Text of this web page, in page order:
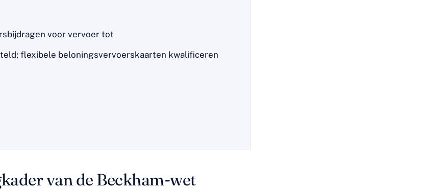
voor vervoer tot
flexibele beloningsvervoerskaarten kwalificeren
van de Beckham-wet